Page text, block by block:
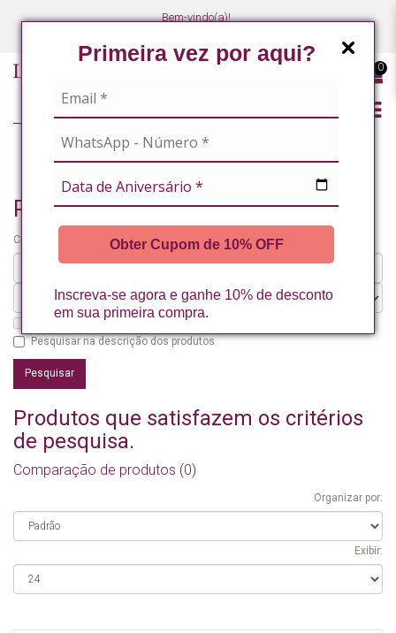
Primeira vez por aqui?
Obter Cupom de 10% OFF
Inscreva-se agora e ganhe 10% de desconto
em sua primeira compra.
Bem-vindo(a)!
0
Pesquisando por
Critérios da pesquisa:
Pesquisar nos subdepartamentos
Pesquisar na descrição dos produtos
Produtos que satisfazem os critérios
de pesquisa.
Comparação de produtos (0)
Organizar por:
Exibir: